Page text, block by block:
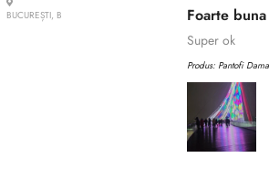
BUCUREȘTI, B Foarte buna
Super ok
Produs: Pantofi